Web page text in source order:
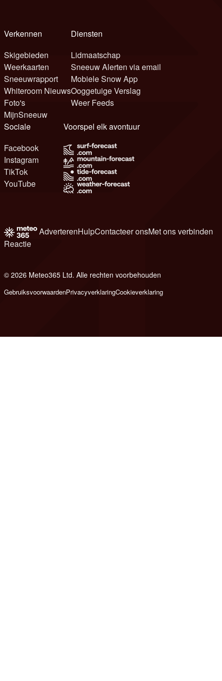
Verkennen
Skigebieden
Weerkaarten
Sneeuwrapport
Whiteroom Nieuws
Foto's
MijnSneeuw
Diensten
Lidmaatschap
Sneeuw Alerten via email
Mobiele Snow App
Ooggetuige Verslag
Weer Feeds
Sociale
Facebook
Instagram
TikTok
YouTube
Voorspel elk avontuur
AdverterenHulpContacteer onsMet ons verbinden
Reactie
© 2026 Meteo365 Ltd. Alle rechten voorbehouden
GebruiksvoorwaardenPrivacyverklaringCookieverklaring